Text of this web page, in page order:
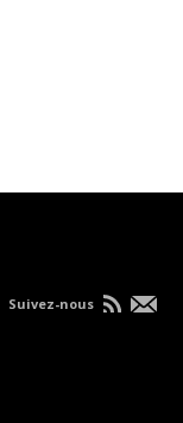
Suivez-nous